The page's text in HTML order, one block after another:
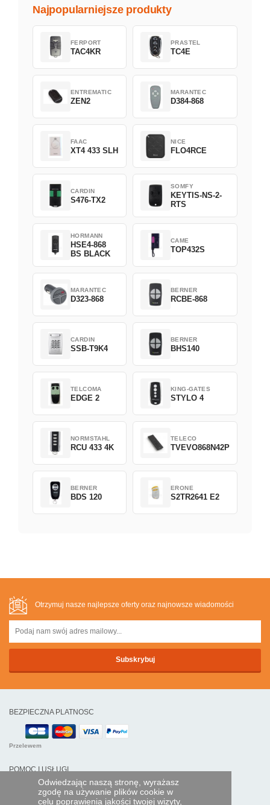
Odwiedzając naszą stronę, wyrażasz
zgodę na używanie plików cookie w
celu poprawienia jakości twojej wizyty,
Najpopularniejsze produkty
FERPORT
TAC4KR
PRASTEL
TC4E
ENTREMATIC
ZEN2
MARANTEC
D384-868
FAAC
XT4 433 SLH
NICE
FLO4RCE
CARDIN
S476-TX2
SOMFY
KEYTIS-NS-2-
RTS
HORMANN
HSE4-868
BS BLACK
CAME
TOP432S
MARANTEC
D323-868
BERNER
RCBE-868
CARDIN
SSB-T9K4
BERNER
BHS140
TELCOMA
EDGE 2
KING-GATES
STYLO 4
NORMSTAHL
RCU 433 4K
TELECO
TVEVO868N42P
BERNER
BDS 120
ERONE
S2TR2641 E2
Otrzymuj nasze najlepsze oferty oraz najnowsze wiadomości
BEZPIECZNA PLATNOSC
Przelewem
POMOC I USŁUGI
Śledź swoje zamówienie